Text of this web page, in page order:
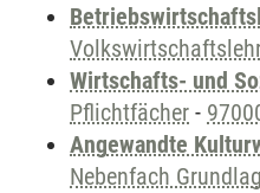
Wirtschafts- und
Pflichtfächer -
Angewandte
Nebenfach